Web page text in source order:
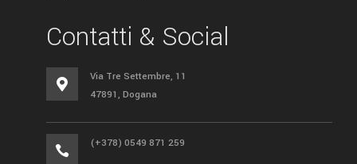
Contatti & Social

Via Tre Settembre, 11
47891, Dogana

(+378) 0549 871 259